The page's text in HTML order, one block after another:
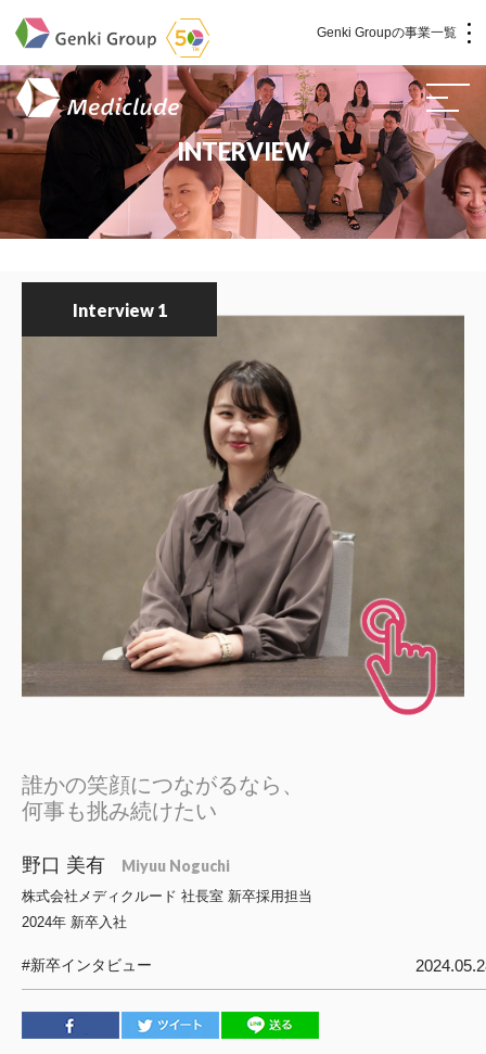
Genki Groupの事業一覧
介護・福祉
社会福祉法人 元気村グループ
社会福祉法人元気村
社会福祉法人長寿村
社会福祉法人杜の村
株式会社Genkiリレーションズ
一般社団法人 日本高齢者福祉協会
日本高齢者福祉協会
株式会社 爽やかな風沖縄
爽やかな風 中部エリア
爽やかな風 那覇エリア
株式会社 鷹揚館
鷹揚館
社会福祉法人 共生会
特別養護老人ホーム 共生の家
株式会社 爽やかな風九州
株式会社 七星
社会福祉法人 福ふく
福ふく
株式会社 せきれい
せきれい
INTERVIEW
Interview 1
誰かの笑顔につながるなら、
何事も挑み続けたい
野口 美有 Miyuu Noguchi
株式会社メディクルード 社長室 新卒採用担当
2024年 新卒入社
#新卒インタビュー